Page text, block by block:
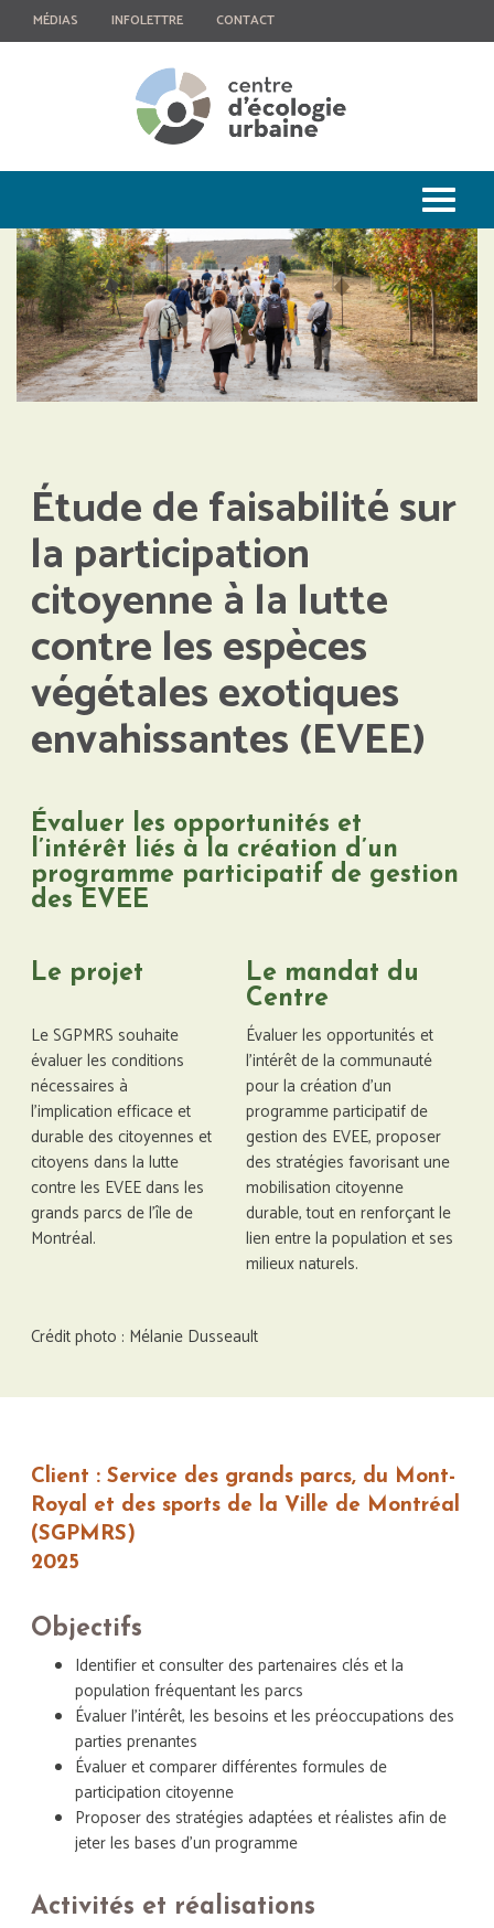
MÉDIAS INFOLETTRE CONTACT
Étude de faisabilité sur
la participation
citoyenne à la lutte
contre les espèces
végétales exotiques
envahissantes (EVEE)
Évaluer les opportunités et
l’intérêt liés à la création d’un
programme participatif de gestion
des EVEE
Le projet
Le mandat du
Centre
Le SGPMRS souhaite
évaluer les conditions
nécessaires à
l’implication efficace et
durable des citoyennes et
citoyens dans la lutte
contre les EVEE dans les
grands parcs de l’île de
Montréal.
Évaluer les opportunités et
l'intérêt de la communauté
pour la création d’un
programme participatif de
gestion des EVEE, proposer
des stratégies favorisant une
mobilisation citoyenne
durable, tout en renforçant le
lien entre la population et ses
milieux naturels.
Crédit photo : Mélanie Dusseault
Client : Service des grands parcs, du Mont-
Royal et des sports de la Ville de Montréal
(SGPMRS)
2025
Objectifs
Identifier et consulter des partenaires clés et la
population fréquentant les parcs
Évaluer l’intérêt, les besoins et les préoccupations des
parties prenantes
Évaluer et comparer différentes formules de
participation citoyenne
Proposer des stratégies adaptées et réalistes afin de
jeter les bases d’un programme
Activités et réalisations